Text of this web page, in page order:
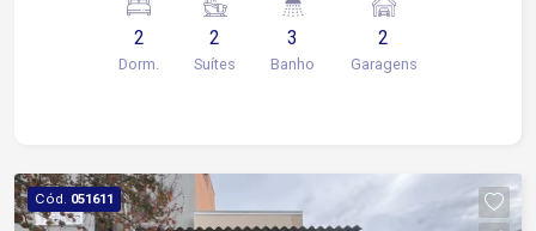
cobertas Localização: Ao lado da Av. Ipanema
Próximo a diversos comércios e mercados.
Agende já a sua visita!
2
Dorm.
2
Suítes
3
Banho
2
Garagens
Cód. 051611